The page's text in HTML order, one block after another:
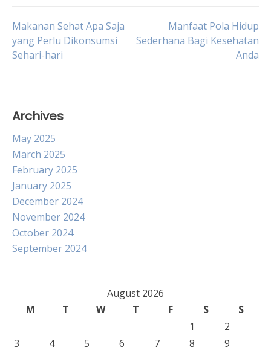
Post
navigation
Makanan Sehat Apa Saja
yang Perlu Dikonsumsi
Sehari-hari
Manfaat Pola Hidup
Sederhana Bagi Kesehatan
Anda
Archives
May 2025
March 2025
February 2025
January 2025
December 2024
November 2024
October 2024
September 2024
August 2026
M
T W T F S
S
1
2
3
4 5 6 7 8
9